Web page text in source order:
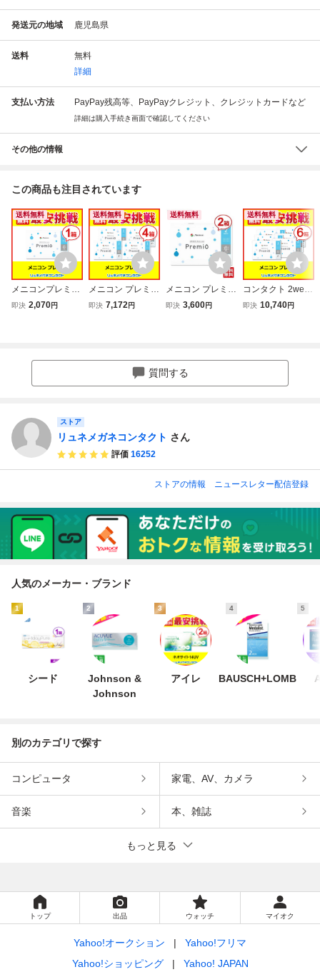
発送元の地域 鹿児島県
送料
無料
詳細
支払い方法 PayPay残高等、PayPayクレジット、クレジットカードなど
詳細は購入手続き画面で確認してください
その他の情報
この商品も注目されています
送料無料
メニコンプレミオ
1箱 2week 2週間
即決 2,070円
送料無料
メニコン プレミオ
4箱セット 2week
即決 7,172円
送料無料
メニコン プレミオ
2箱セット 2week
即決 3,600円
送料無料
コンタクト 2week
コンタクトレンズ
即決 10,740円
質問する
ストア
リュネメガネコンタクト さん
評価 16252
ストアの情報 ニュースレター配信登録
人気のメーカー・ブランド
1
シード
2
Johnson &
Johnson
3
アイレ
4
BAUSCH+LOMB
5
別のカテゴリで探す
コンピュータ 家電、AV、カメラ
音楽 本、雑誌
もっと見る
トップ 出品 ウォッチ マイオク
Yahoo!オークション
Yahoo!フリマ
Yahoo!ショッピング
Yahoo! JAPAN